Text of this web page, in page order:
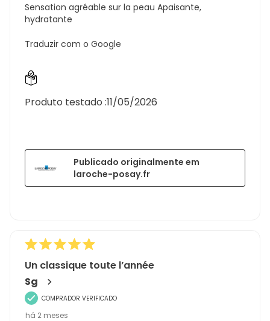
Sensation agréable sur la peau Apaisante,
hydratante
Traduzir com o Google
Produto testado :11/05/2026
Publicado originalmente em
laroche-posay.fr
Un classique toute l’année
Sg
COMPRADOR VERIFICADO
há 2 meses